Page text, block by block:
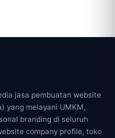
jasa pembuatan website
yang melayani UMKM,
branding di seluruh
company profile, toko